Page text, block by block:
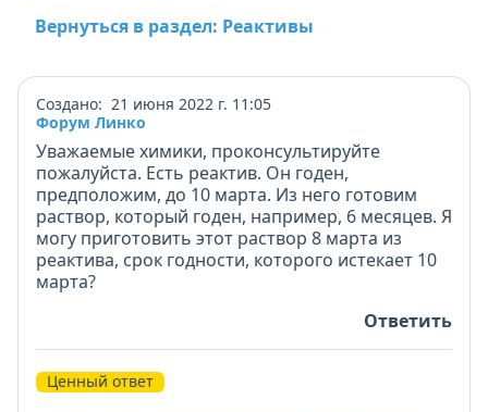
Вернуться в раздел: Реактивы
Создано: 21 июня 2022 г. 11:05
Форум Линко
Уважаемые химики, проконсультируйте
пожалуйста. Есть реактив. Он годен,
предположим, до 10 марта. Из него готовим
раствор, который годен, например, 6 месяцев. Я
могу приготовить этот раствор 8 марта из
реактива, срок годности, которого истекает 10
марта?
Ответить
Ценный ответ